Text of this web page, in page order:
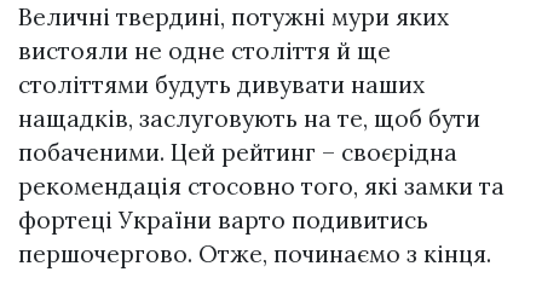
Величні твердині, потужні мури яких
вистояли не одне століття й ще
століттями будуть дивувати наших
нащадків, заслуговують на те, щоб бути
побаченими. Цей рейтинг – своєрідна
рекомендація стосовно того, які замки та
фортеці України варто подивитись
першочергово. Отже, починаємо з кінця.